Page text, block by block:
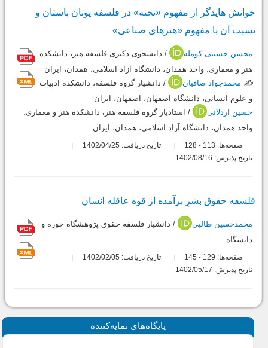
خوانش هایدگر از مفهوم «تخنه» در فلسفه یونان باستان و
نسبت آن با مفهوم «هنرهای صناعی»
محسن حسینی کومله
/ دانشجوی دکتری فلسفه هنر، دانشکده
هنر و معماری، واحد همدان، دانشگاه آزاد اسلامی، همدان، ایران
✍️ محمدجواد صافیان
/ دانشیار گروه فلسفه، دانشکده ادبیات
و علوم انسانی، دانشگاه اصفهان، اصفهان، ایران
حسین اردلانی
/ استادیار گروه فلسفه هنر، دانشکده هنر و معماری،
واحد همدان، دانشگاه آزاد اسلامی، همدان، ایران
صفحه‌ها: 113
-
تاریخ دریافت: 1402/04/25
تاریخ پذیرش: 1402/08/16
فلسفه حقوق بشرِ برآمده از قوه عاقله انسان
محمدحسین طالبی
/ دانشیار فلسفه حقوق پژوهشگاه حوزه و
دانشگاه
صفحه‌ها: 129
-
تاریخ دریافت: 1402/02/05
تاریخ پذیرش: 1402/05/17
پايگاه‌های نمايه‌كننده